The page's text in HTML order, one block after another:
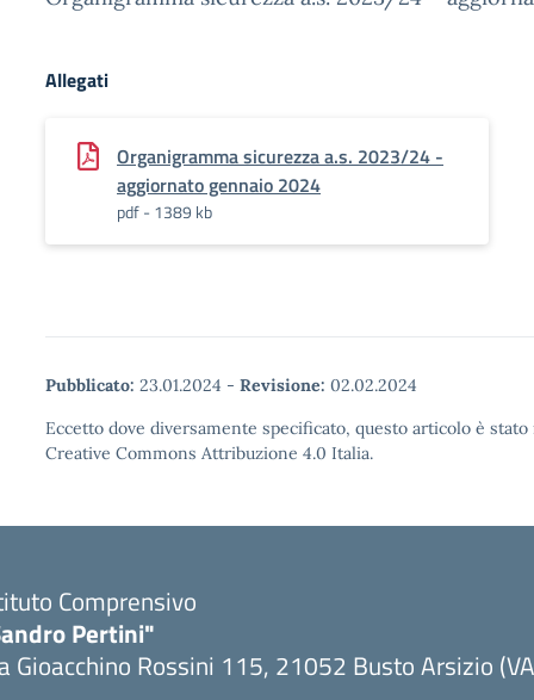
Allegati
Organigramma sicurezza a.s. 2023/24 -
aggiornato gennaio 2024
pdf - 1389 kb
Pubblicato: 23.01.2024 - Revisione: 02.02.2024
Eccetto dove diversamente specificato, questo articolo è
Creative Commons Attribuzione 4.0 Italia.
Comprensivo
Pertini"
Gioacchino Rossini 115, 21052 Busto Arsizio